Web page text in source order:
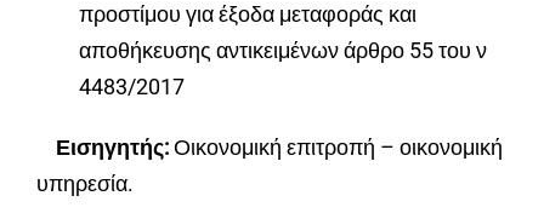
προστίμου για έξοδα μεταφοράς και
αποθήκευσης αντικειμένων άρθρο 55 του ν
4483/2017
Εισηγητής:Οικονομική επιτροπή – οικονομική
υπηρεσία.